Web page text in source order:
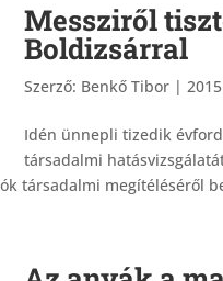
Messziről
Boldizsárral
Szerző: Benkő Tibor |
Idén ünnepli tizedik
társadalmi
társadalmi megítéléséről